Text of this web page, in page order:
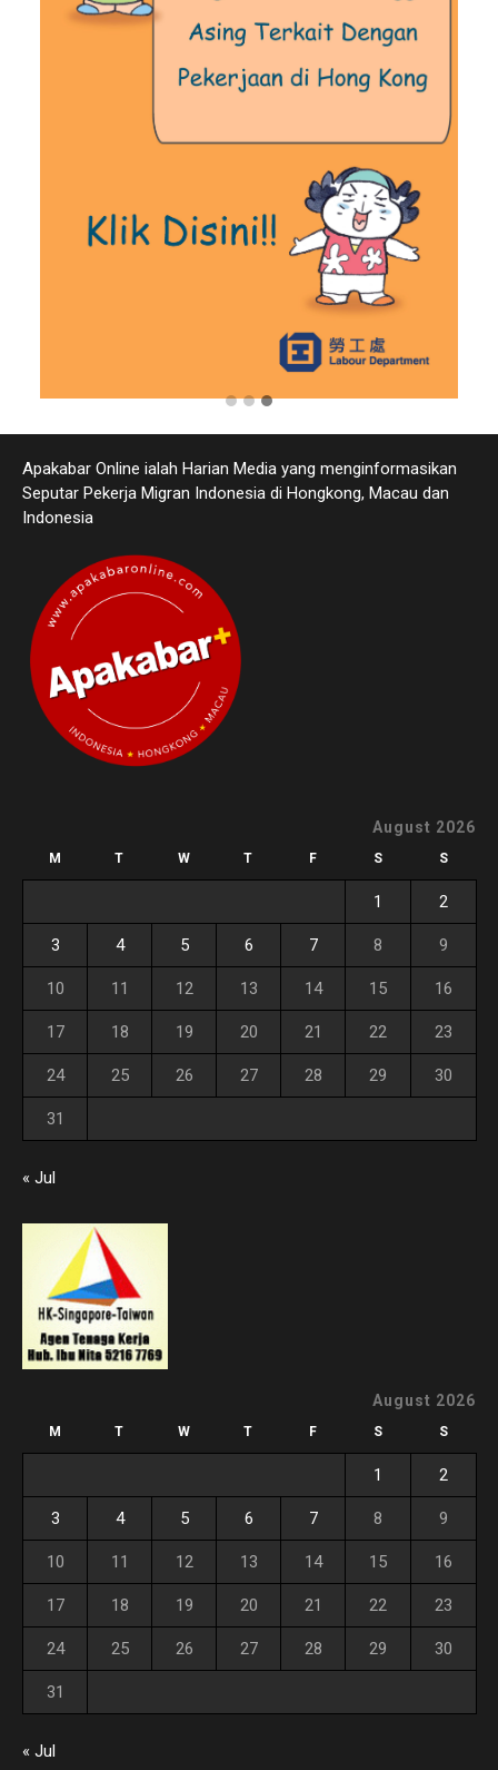
Apakabar Online ialah Harian Media yang menginformasikan
Seputar Pekerja Migran Indonesia di Hongkong, Macau dan
Indonesia
August 2026
M T W T F S S
1 2
3 4 5 6 7 8 9
10 11 12 13 14 15 16
17 18 19 20 21 22 23
24 25 26 27 28 29 30
31
« Jul
August 2026
M T W T F S S
1 2
3 4 5 6 7 8 9
10 11 12 13 14 15 16
17 18 19 20 21 22 23
24 25 26 27 28 29 30
31
« Jul